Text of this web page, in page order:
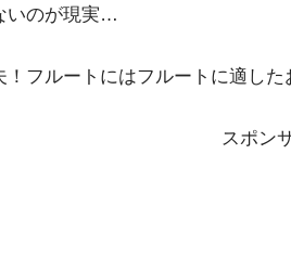
いのが現実…
！フルートにはフルートに適した
スポン